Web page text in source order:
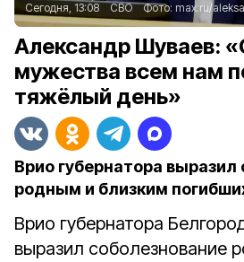
Сегодня, 13:08 СВО Фото: max.ru/
Александр Шуваев:
мужества всем нам
тяжёлый день»
Врио губернатора выразил
родным и близким
Врио губернатора
выразил соболезнование